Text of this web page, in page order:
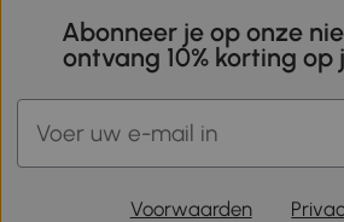
Abonneer je op onze
ontvang 10% korting op
Voorwaarden